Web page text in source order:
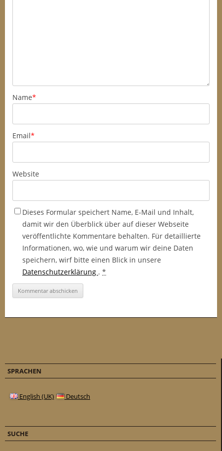
Name*
Email*
Website
Dieses Formular speichert Name, E-Mail und Inhalt,
damit wir den Überblick über auf dieser Webseite
veröffentlichte Kommentare behalten. Für detaillierte
Informationen, wo, wie und warum wir deine Daten
speichern, wirf bitte einen Blick in unsere
Datenschutzerklärung . *
SPRACHEN
English (UK) Deutsch
SUCHE